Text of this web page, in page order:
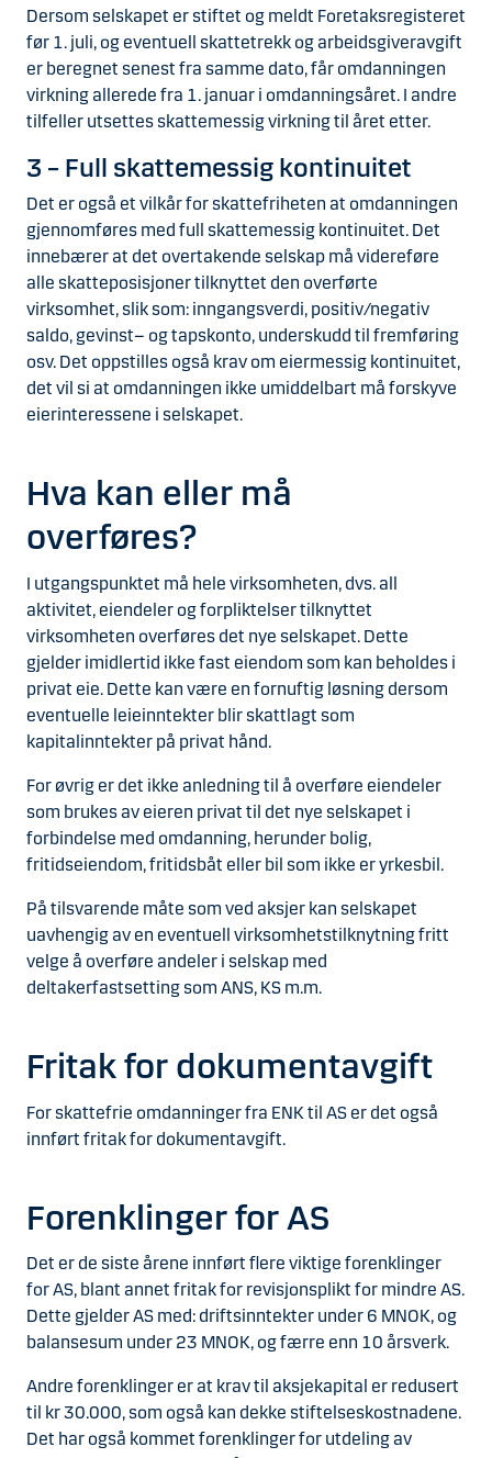
Dersom selskapet er stiftet og meldt Foretaksregisteret
før 1. juli, og eventuell skattetrekk og arbeidsgiveravgift
er beregnet senest fra samme dato, får omdanningen
virkning allerede fra 1. januar i omdanningsåret. I andre
tilfeller utsettes skattemessig virkning til året etter.
3 – Full skattemessig kontinuitet
Det er også et vilkår for skattefriheten at omdanningen
gjennomføres med full skattemessig kontinuitet. Det
innebærer at det overtakende selskap må videreføre
alle skatteposisjoner tilknyttet den overførte
virksomhet, slik som: inngangsverdi, positiv/negativ
saldo, gevinst− og tapskonto, underskudd til fremføring
osv. Det oppstilles også krav om eiermessig kontinuitet,
det vil si at omdanningen ikke umiddelbart må forskyve
eierinteressene i selskapet.
Hva kan eller må
overføres?
I utgangspunktet må hele virksomheten, dvs. all
aktivitet, eiendeler og forpliktelser tilknyttet
virksomheten overføres det nye selskapet. Dette
gjelder imidlertid ikke fast eiendom som kan beholdes i
privat eie. Dette kan være en fornuftig løsning dersom
eventuelle leieinntekter blir skattlagt som
kapitalinntekter på privat hånd.
For øvrig er det ikke anledning til å overføre eiendeler
som brukes av eieren privat til det nye selskapet i
forbindelse med omdanning, herunder bolig,
fritidseiendom, fritidsbåt eller bil som ikke er yrkesbil.
På tilsvarende måte som ved aksjer kan selskapet
uavhengig av en eventuell virksomhetstilknytning fritt
velge å overføre andeler i selskap med
deltakerfastsetting som ANS, KS m.m.
Fritak for dokumentavgift
For skattefrie omdanninger fra ENK til AS er det også
innført fritak for dokumentavgift.
Forenklinger for AS
Det er de siste årene innført flere viktige forenklinger
for AS, blant annet fritak for revisjonsplikt for mindre AS.
Dette gjelder AS med: driftsinntekter under 6 MNOK, og
balansesum under 23 MNOK, og færre enn 10 årsverk.
Andre forenklinger er at krav til aksjekapital er redusert
til kr 30.000, som også kan dekke stiftelseskostnadene.
Det har også kommet forenklinger for utdeling av